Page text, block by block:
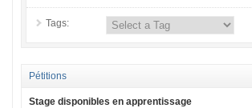
Tags:
Pétitions
Stage disponibles en apprentissage